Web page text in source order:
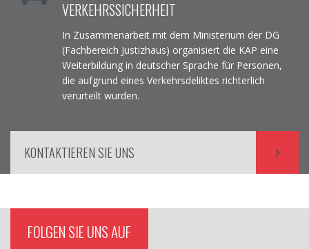
VERKEHRSSICHERHEIT
In Zusammenarbeit mit dem Ministerium der DG
(Fachbereich Justizhaus) organisiert die KAP eine
Weiterbildung in deutscher Sprache für Personen,
die aufgrund eines Verkehrsdeliktes richterlich
verurteilt wurden.
KONTAKTIEREN SIE UNS
FOLGEN SIE UNS AUF